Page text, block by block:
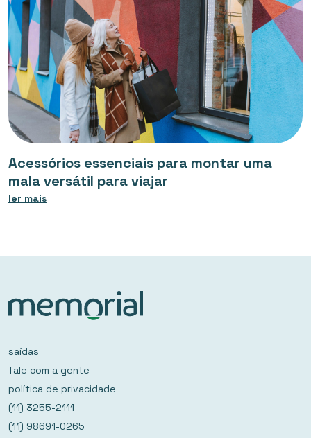
Acessórios essenciais para montar uma
mala versátil para viajar
ler mais
saídas
fale com a gente
política de privacidade
(11) 3255-2111
(11) 98691-0265